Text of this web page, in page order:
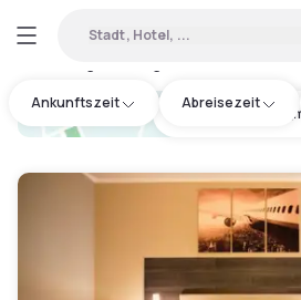
Stadt, Hotel, ...
Ankunftszeit Abreisezeit